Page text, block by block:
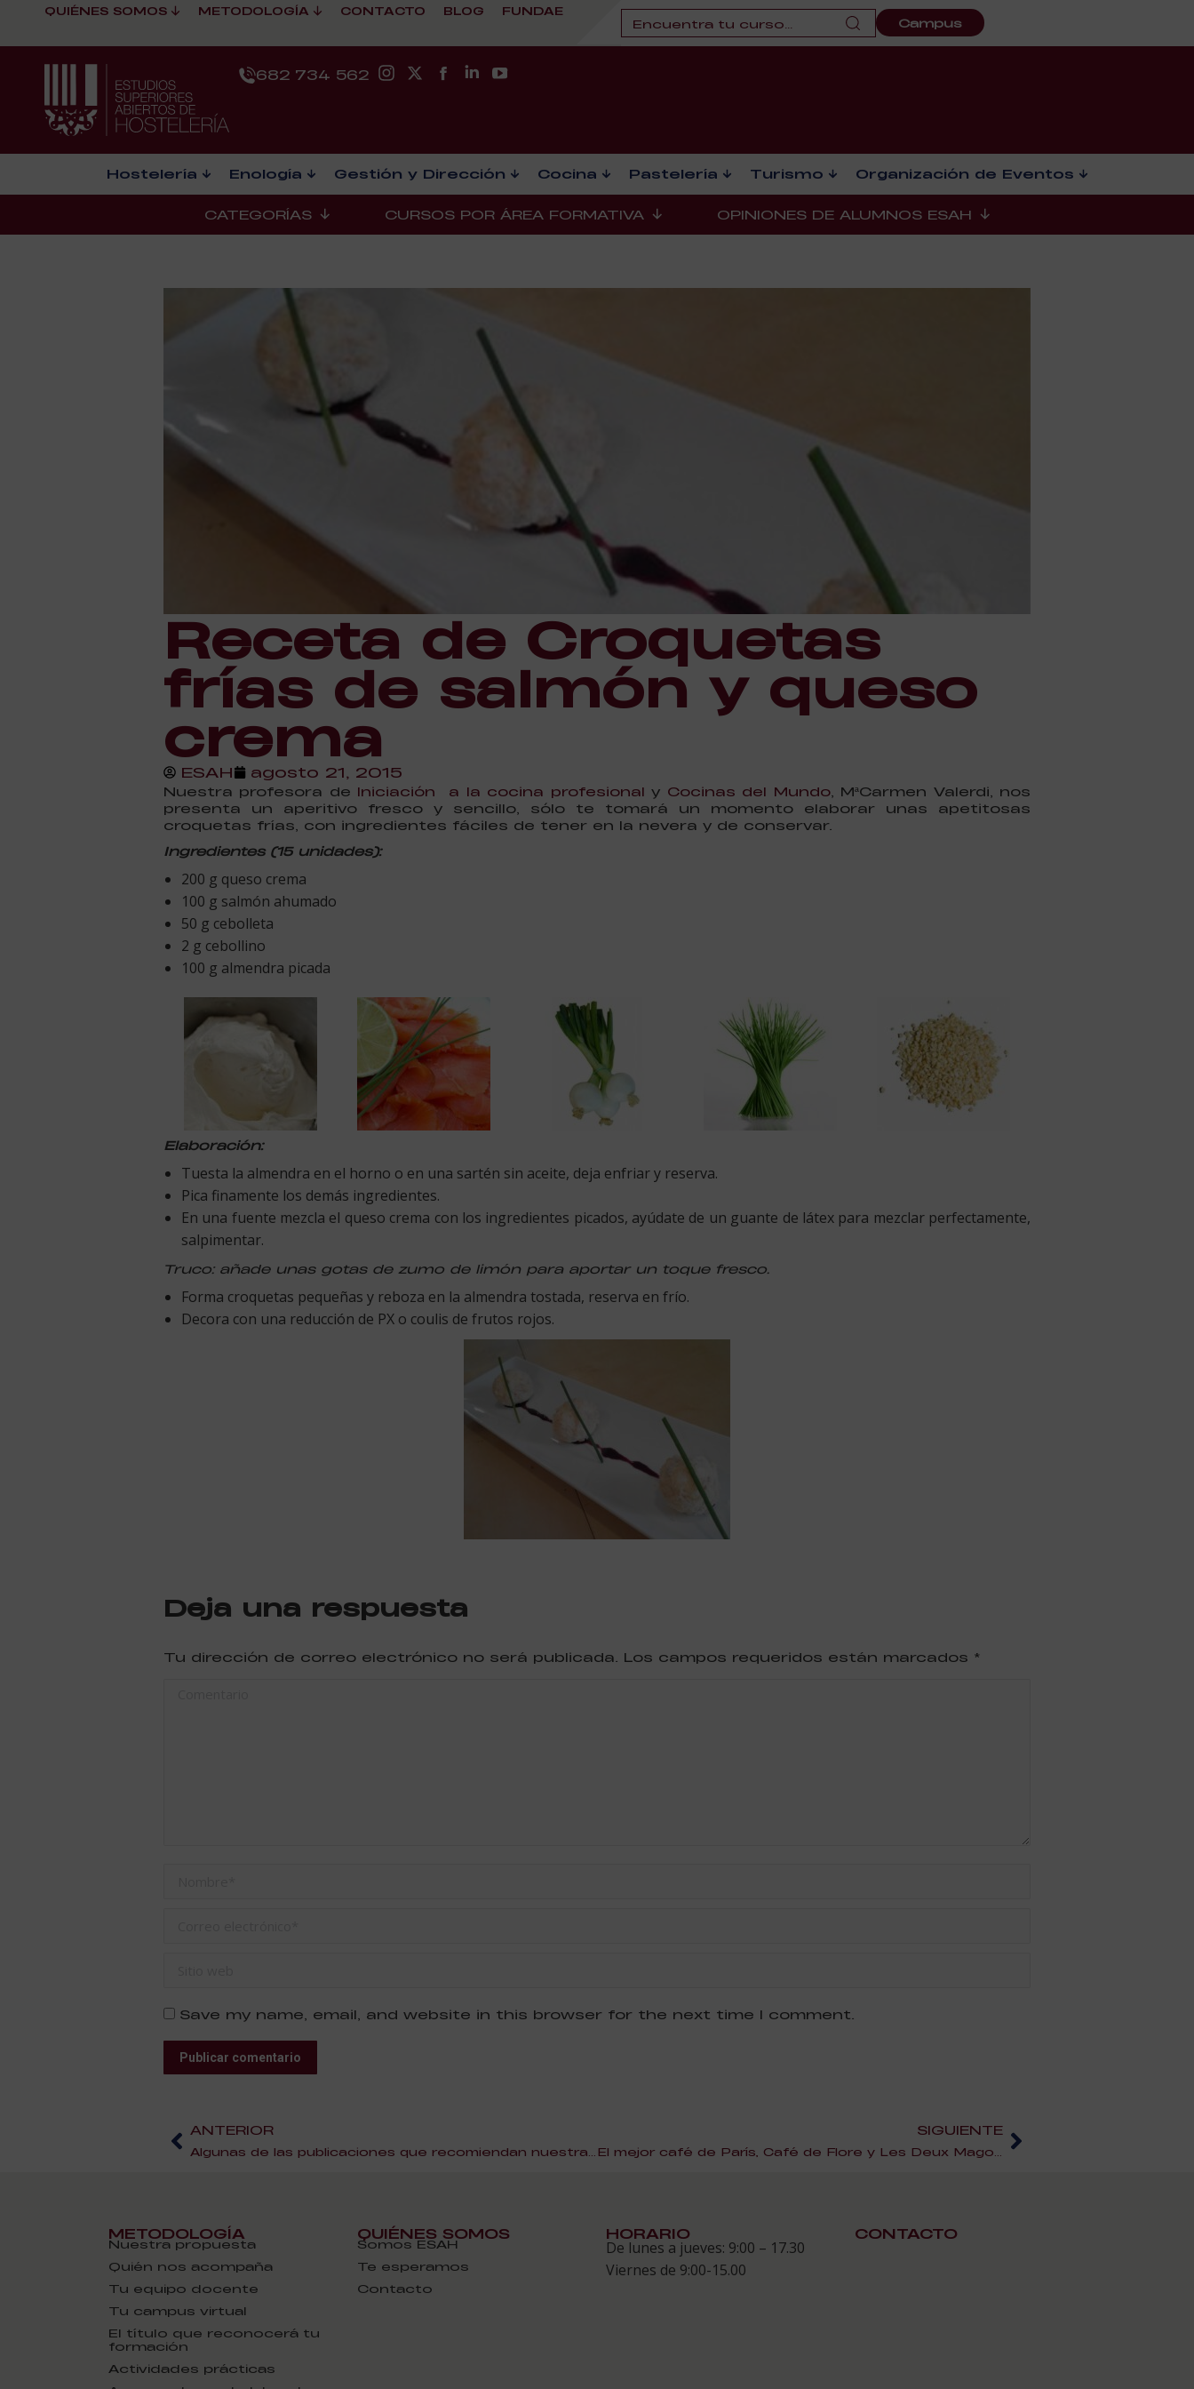
QUIÉNES SOMOS METODOLOGÍA CONTACTO BLOG FUNDAE
Campus
682 734 562
Hostelería Enología Gestión y Dirección Cocina Pastelería Turismo Organización de Eventos
CATEGORÍAS CURSOS POR ÁREA FORMATIVA OPINIONES DE ALUMNOS ESAH
Receta de Croquetas
frías de salmón y queso
crema
ESAH agosto 21, 2015
Nuestra profesora de Iniciación a la cocina profesional y Cocinas del Mundo, MªCarmen Valerdi, nos
presenta un aperitivo fresco y sencillo, sólo te tomará un momento elaborar unas apetitosas
croquetas frías, con ingredientes fáciles de tener en la nevera y de conservar.
Ingredientes (15 unidades):
200 g queso crema
100 g salmón ahumado
50 g cebolleta
2 g cebollino
100 g almendra picada
Elaboración:
Tuesta la almendra en el horno o en una sartén sin aceite, deja enfriar y reserva.
Pica finamente los demás ingredientes.
En una fuente mezcla el queso crema con los ingredientes picados, ayúdate de un guante de látex para mezclar perfectamente,
salpimentar.
Truco: añade unas gotas de zumo de limón para aportar un toque fresco.
Forma croquetas pequeñas y reboza en la almendra tostada, reserva en frío.
Decora con una reducción de PX o coulis de frutos rojos.
Deja una respuesta
Tu dirección de correo electrónico no será publicada. Los campos requeridos están marcados *
Save my name, email, and website in this browser for the next time I comment.
Publicar comentario
ANTERIOR
Algunas de las publicaciones que recomiendan nuestra Escuela de Cocina
SIGUIENTE
El mejor café de París, Café de Flore y Les Deux Magots
METODOLOGÍA
Nuestra propuesta
Quién nos acompaña
Tu equipo docente
Tu campus virtual
El título que reconocerá tu
formación
Actividades prácticas
QUIÉNES SOMOS
Somos ESAH
Te esperamos
Contacto
HORARIO
De lunes a jueves: 9:00 – 17.30
Viernes de 9:00-15.00
CONTACTO